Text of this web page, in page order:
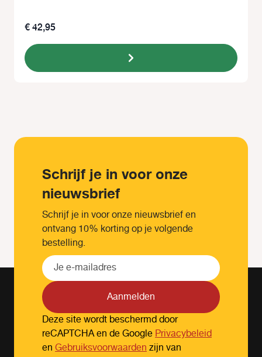
€ 42,95
Schrijf je in voor onze
nieuwsbrief
Schrijf je in voor onze nieuwsbrief en
ontvang 10% korting op je volgende
bestelling.
Aanmelden
Deze site wordt beschermd door
reCAPTCHA en de GooglePrivacybeleid
en Gebruiksvoorwaardenzijn van